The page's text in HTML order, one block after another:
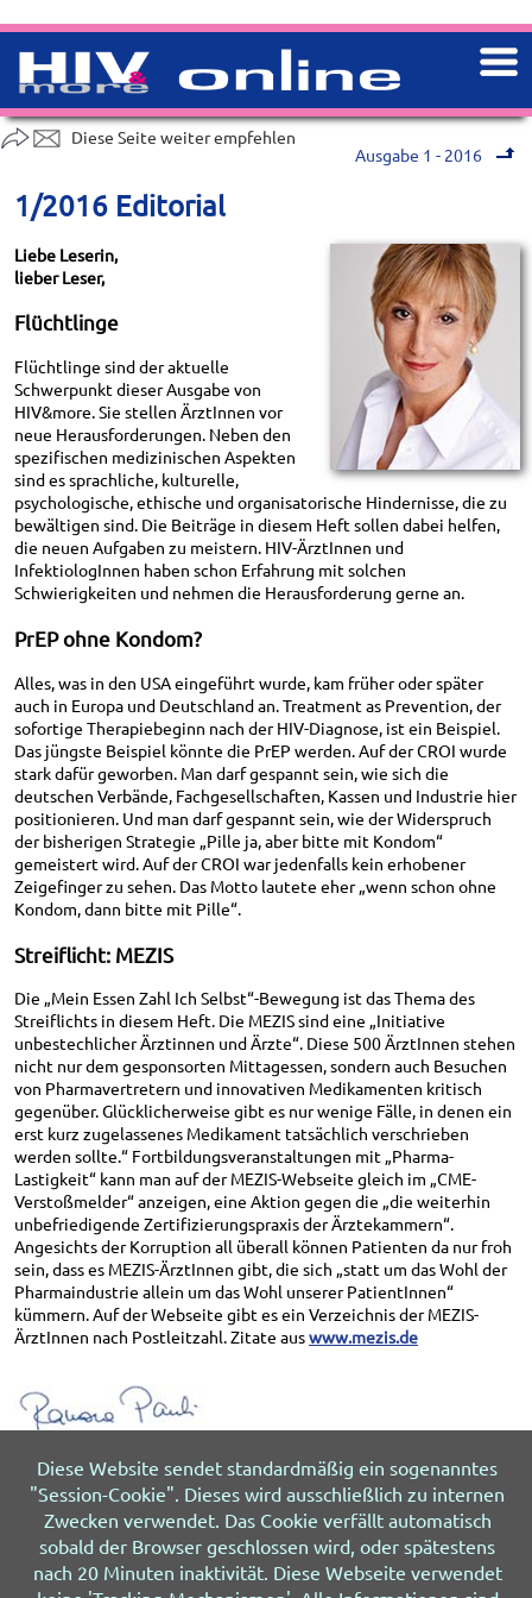
Ausgabe 1 - 2016
1/2016 Editorial
Liebe Leserin,
lieber Leser,
Flüchtlinge
Flüchtlinge sind der aktuelle
Schwerpunkt dieser Ausgabe von
HIV&more. Sie stellen ÄrztInnen vor
neue Herausforderungen. Neben den
spezifischen medizinischen Aspekten
sind es sprachliche, kulturelle,
psychologische, ethische und organisatorische Hindernisse, die zu
bewältigen sind. Die Beiträge in diesem Heft sollen dabei helfen,
die neuen Aufgaben zu meistern. HIV-ÄrztInnen und
InfektiologInnen haben schon Erfahrung mit solchen
Schwierigkeiten und nehmen die Herausforderung gerne an.
PrEP ohne Kondom?
Alles, was in den USA eingeführt wurde, kam früher oder später
auch in Europa und Deutschland an. Treatment as Prevention, der
sofortige Therapiebeginn nach der HIV-Diagnose, ist ein Beispiel.
Das jüngste Beispiel könnte die PrEP werden. Auf der CROI wurde
stark dafür geworben. Man darf gespannt sein, wie sich die
deutschen Verbände, Fachgesellschaften, Kassen und Industrie hier
positionieren. Und man darf gespannt sein, wie der Widerspruch
der bisherigen Strategie „Pille ja, aber bitte mit Kondom“
gemeistert wird. Auf der CROI war jedenfalls kein erhobener
Zeigefinger zu sehen. Das Motto lautete eher „wenn schon ohne
Kondom, dann bitte mit Pille“.
Streiflicht: MEZIS
Die „Mein Essen Zahl Ich Selbst“-Bewegung ist das Thema des
Streiflichts in diesem Heft. Die MEZIS sind eine „Initiative
unbestechlicher Ärztinnen und Ärzte“. Diese 500 ÄrztInnen stehen
nicht nur dem gesponsorten Mittagessen, sondern auch Besuchen
von Pharmavertretern und innovativen Medikamenten kritisch
gegenüber. Glücklicherweise gibt es nur wenige Fälle, in denen ein
erst kurz zugelassenes Medikament tatsächlich verschrieben
werden sollte.“ Fortbildungsveranstaltungen mit „Pharma-
Lastigkeit“ kann man auf der MEZIS-Webseite gleich im „CME-
Verstoßmelder“ anzeigen, eine Aktion gegen die „die weiterhin
unbefriedigende Zertifizierungspraxis der Ärztekammern“.
Angesichts der Korruption all überall können Patienten da nur froh
sein, dass es MEZIS-ÄrztInnen gibt, die sich „statt um das Wohl der
Pharmaindustrie allein um das Wohl unserer PatientInnen“
kümmern. Auf der Webseite gibt es ein Verzeichnis der MEZIS-
ÄrztInnen nach Postleitzahl. Zitate auswww.mezis.de
Ausgabe 1 - 2016
Diese Seite weiter empfehlen
© 2026 HIV&more Impressum
Datenschutz
Diese Website sendet standardmäßig ein sogenanntes
"Session-Cookie". Dieses wird ausschließlich zu internen
Zwecken verwendet. Das Cookie verfällt automatisch
sobald der Browser geschlossen wird, oder spätestens
nach 20 Minuten inaktivität. Diese Webseite verwendet